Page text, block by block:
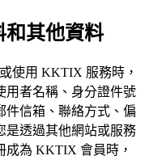
和其他資料
使用 KKTIX 服務時，
用者名稱、身分證件號
件信箱、聯絡方式、偏
是透過其他網站或服務
成為 KKTIX 會員時，